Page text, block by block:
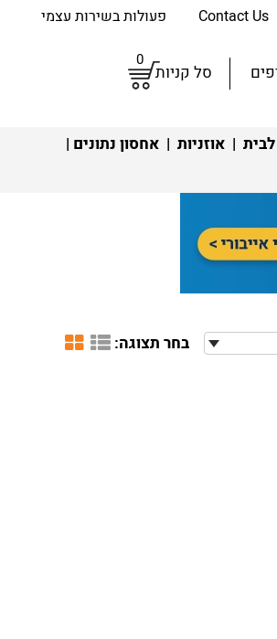
פעולות בשירות עצמי
סל קניות
0
| אוזניות | אחסון נתונים |
בחר תצוגה: